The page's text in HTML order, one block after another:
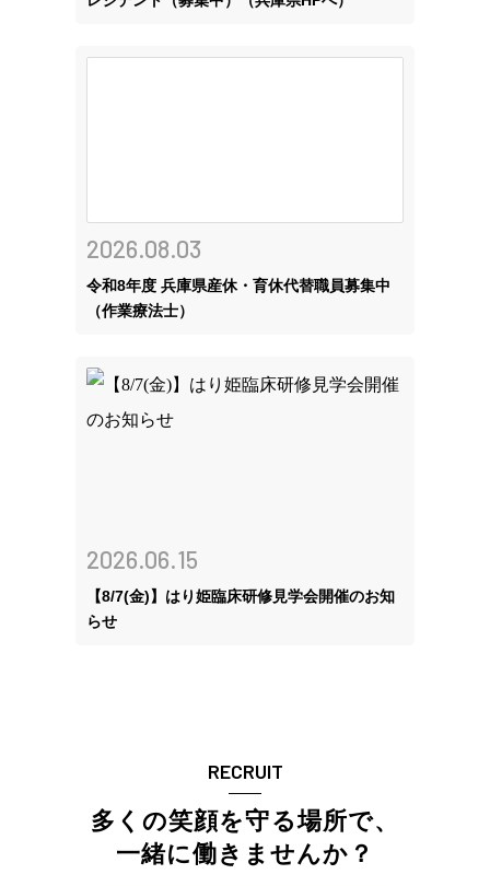
2026.08.03
令和8年度 兵庫県産休・育休代替職員募集中
（作業療法士）
2026.06.15
【8/7(金)】はり姫臨床研修見学会開催のお知
らせ
RECRUIT
多くの笑顔を守る場所で、
一緒に働きませんか？